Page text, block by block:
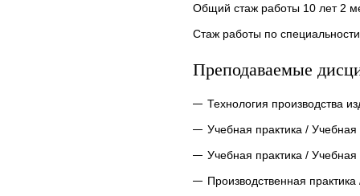
Общий стаж работы 10 лет 2
Стаж работы по
Преподаваемые
Технология производства
Учебная практика /
Учебная практика /
Производственная